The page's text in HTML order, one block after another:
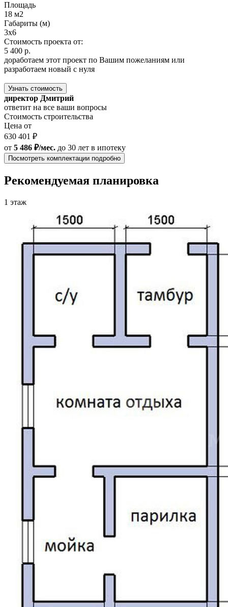
Площадь
18 м2
Габариты (м)
3x6
Стоимость проекта от:
5 400 р.
доработаем этот проект по Вашим пожеланиям или
разработаем новый с нуля
Узнать стоимость
директор Дмитрий
ответит на все ваши вопросы
Стоимость строительства
Цена от
630 401 ₽
от 5 486 ₽/мес. до 30 лет в ипотеку
Посмотреть комплектации подробно
Рекомендуемая планировка
1 этаж